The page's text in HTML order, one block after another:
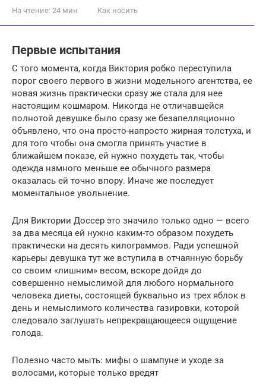
На чтение: 24 мин Как носить
Первые испытания
С того момента, когда Виктория робко переступила
порог своего первого в жизни модельного агентства, ее
новая жизнь практически сразу же стала для нее
настоящим кошмаром. Никогда не отличавшейся
полнотой девушке было сразу же безапелляционно
объявлено, что она просто-напросто жирная толстуха, и
для того чтобы она смогла принять участие в
ближайшем показе, ей нужно похудеть так, чтобы
одежда намного меньше ее обычного размера
оказалась ей точно впору. Иначе же последует
моментальное увольнение.
Для Виктории Доссер это значило только одно — всего
за два месяца ей нужно каким-то образом похудеть
практически на десять килограммов. Ради успешной
карьеры девушка тут же вступила в отчаянную борьбу
со своим «лишним» весом, вскоре дойдя до
совершенно немыслимой для любого нормального
человека диеты, состоящей буквально из трех яблок в
день и немыслимого количества газировки, которой
следовало заглушать непрекращающееся ощущение
голода.
Полезно часто мыть: мифы о шампуне и уходе за
волосами, которые только вредят